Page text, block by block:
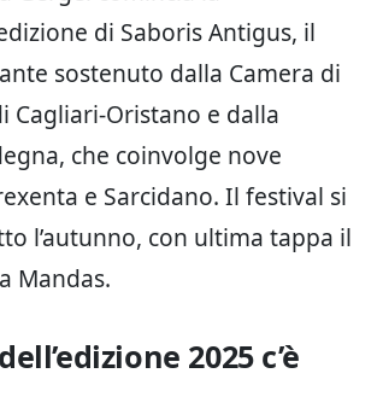
di Saboris Antigus, il
sostenuto dalla Camera di
Cagliari-Oristano e dalla
che coinvolge nove
e Sarcidano. Il festival si
l’autunno, con ultima tappa il
Mandas.
2025 c’è